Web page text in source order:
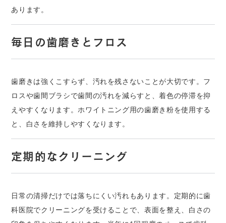
あります。
毎日の歯磨きとフロス
歯磨きは強くこすらず、汚れを残さないことが大切です。フ
ロスや歯間ブラシで歯間の汚れを減らすと、着色の停滞を抑
えやすくなります。ホワイトニング用の歯磨き粉を使用する
と、白さを維持しやすくなります。
定期的なクリーニング
日常の清掃だけでは落ちにくい汚れもあります。定期的に歯
科医院でクリーニングを受けることで、表面を整え、白さの